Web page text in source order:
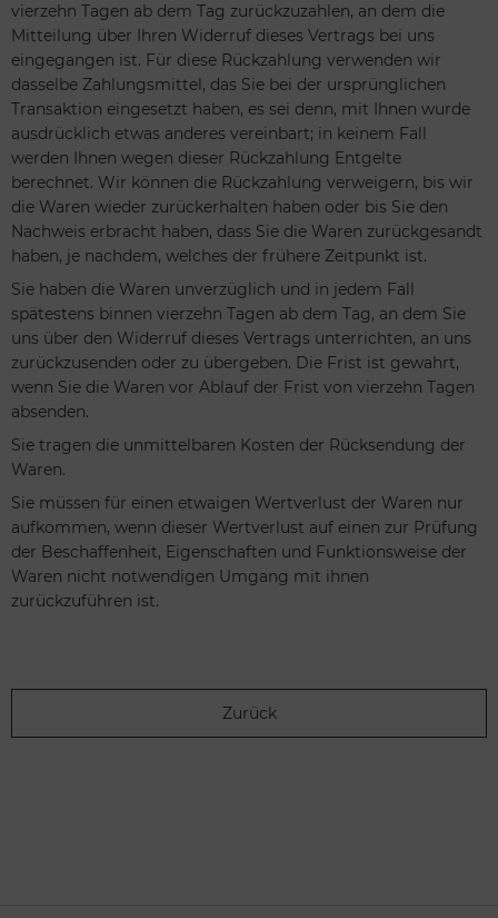
vierzehn Tagen ab dem Tag zurückzuzahlen, an dem die
Mitteilung über Ihren Widerruf dieses Vertrags bei uns
eingegangen ist. Für diese Rückzahlung verwenden wir
dasselbe Zahlungsmittel, das Sie bei der ursprünglichen
Transaktion eingesetzt haben, es sei denn, mit Ihnen wurde
ausdrücklich etwas anderes vereinbart; in keinem Fall
werden Ihnen wegen dieser Rückzahlung Entgelte
berechnet. Wir können die Rückzahlung verweigern, bis wir
die Waren wieder zurückerhalten haben oder bis Sie den
Nachweis erbracht haben, dass Sie die Waren zurückgesandt
haben, je nachdem, welches der frühere Zeitpunkt ist.
Sie haben die Waren unverzüglich und in jedem Fall
spätestens binnen vierzehn Tagen ab dem Tag, an dem Sie
uns über den Widerruf dieses Vertrags unterrichten, an uns
zurückzusenden oder zu übergeben. Die Frist ist gewahrt,
wenn Sie die Waren vor Ablauf der Frist von vierzehn Tagen
absenden.
Sie tragen die unmittelbaren Kosten der Rücksendung der
Waren.
Sie müssen für einen etwaigen Wertverlust der Waren nur
aufkommen, wenn dieser Wertverlust auf einen zur Prüfung
der Beschaffenheit, Eigenschaften und Funktionsweise der
Waren nicht notwendigen Umgang mit ihnen
zurückzuführen ist.
Zurück